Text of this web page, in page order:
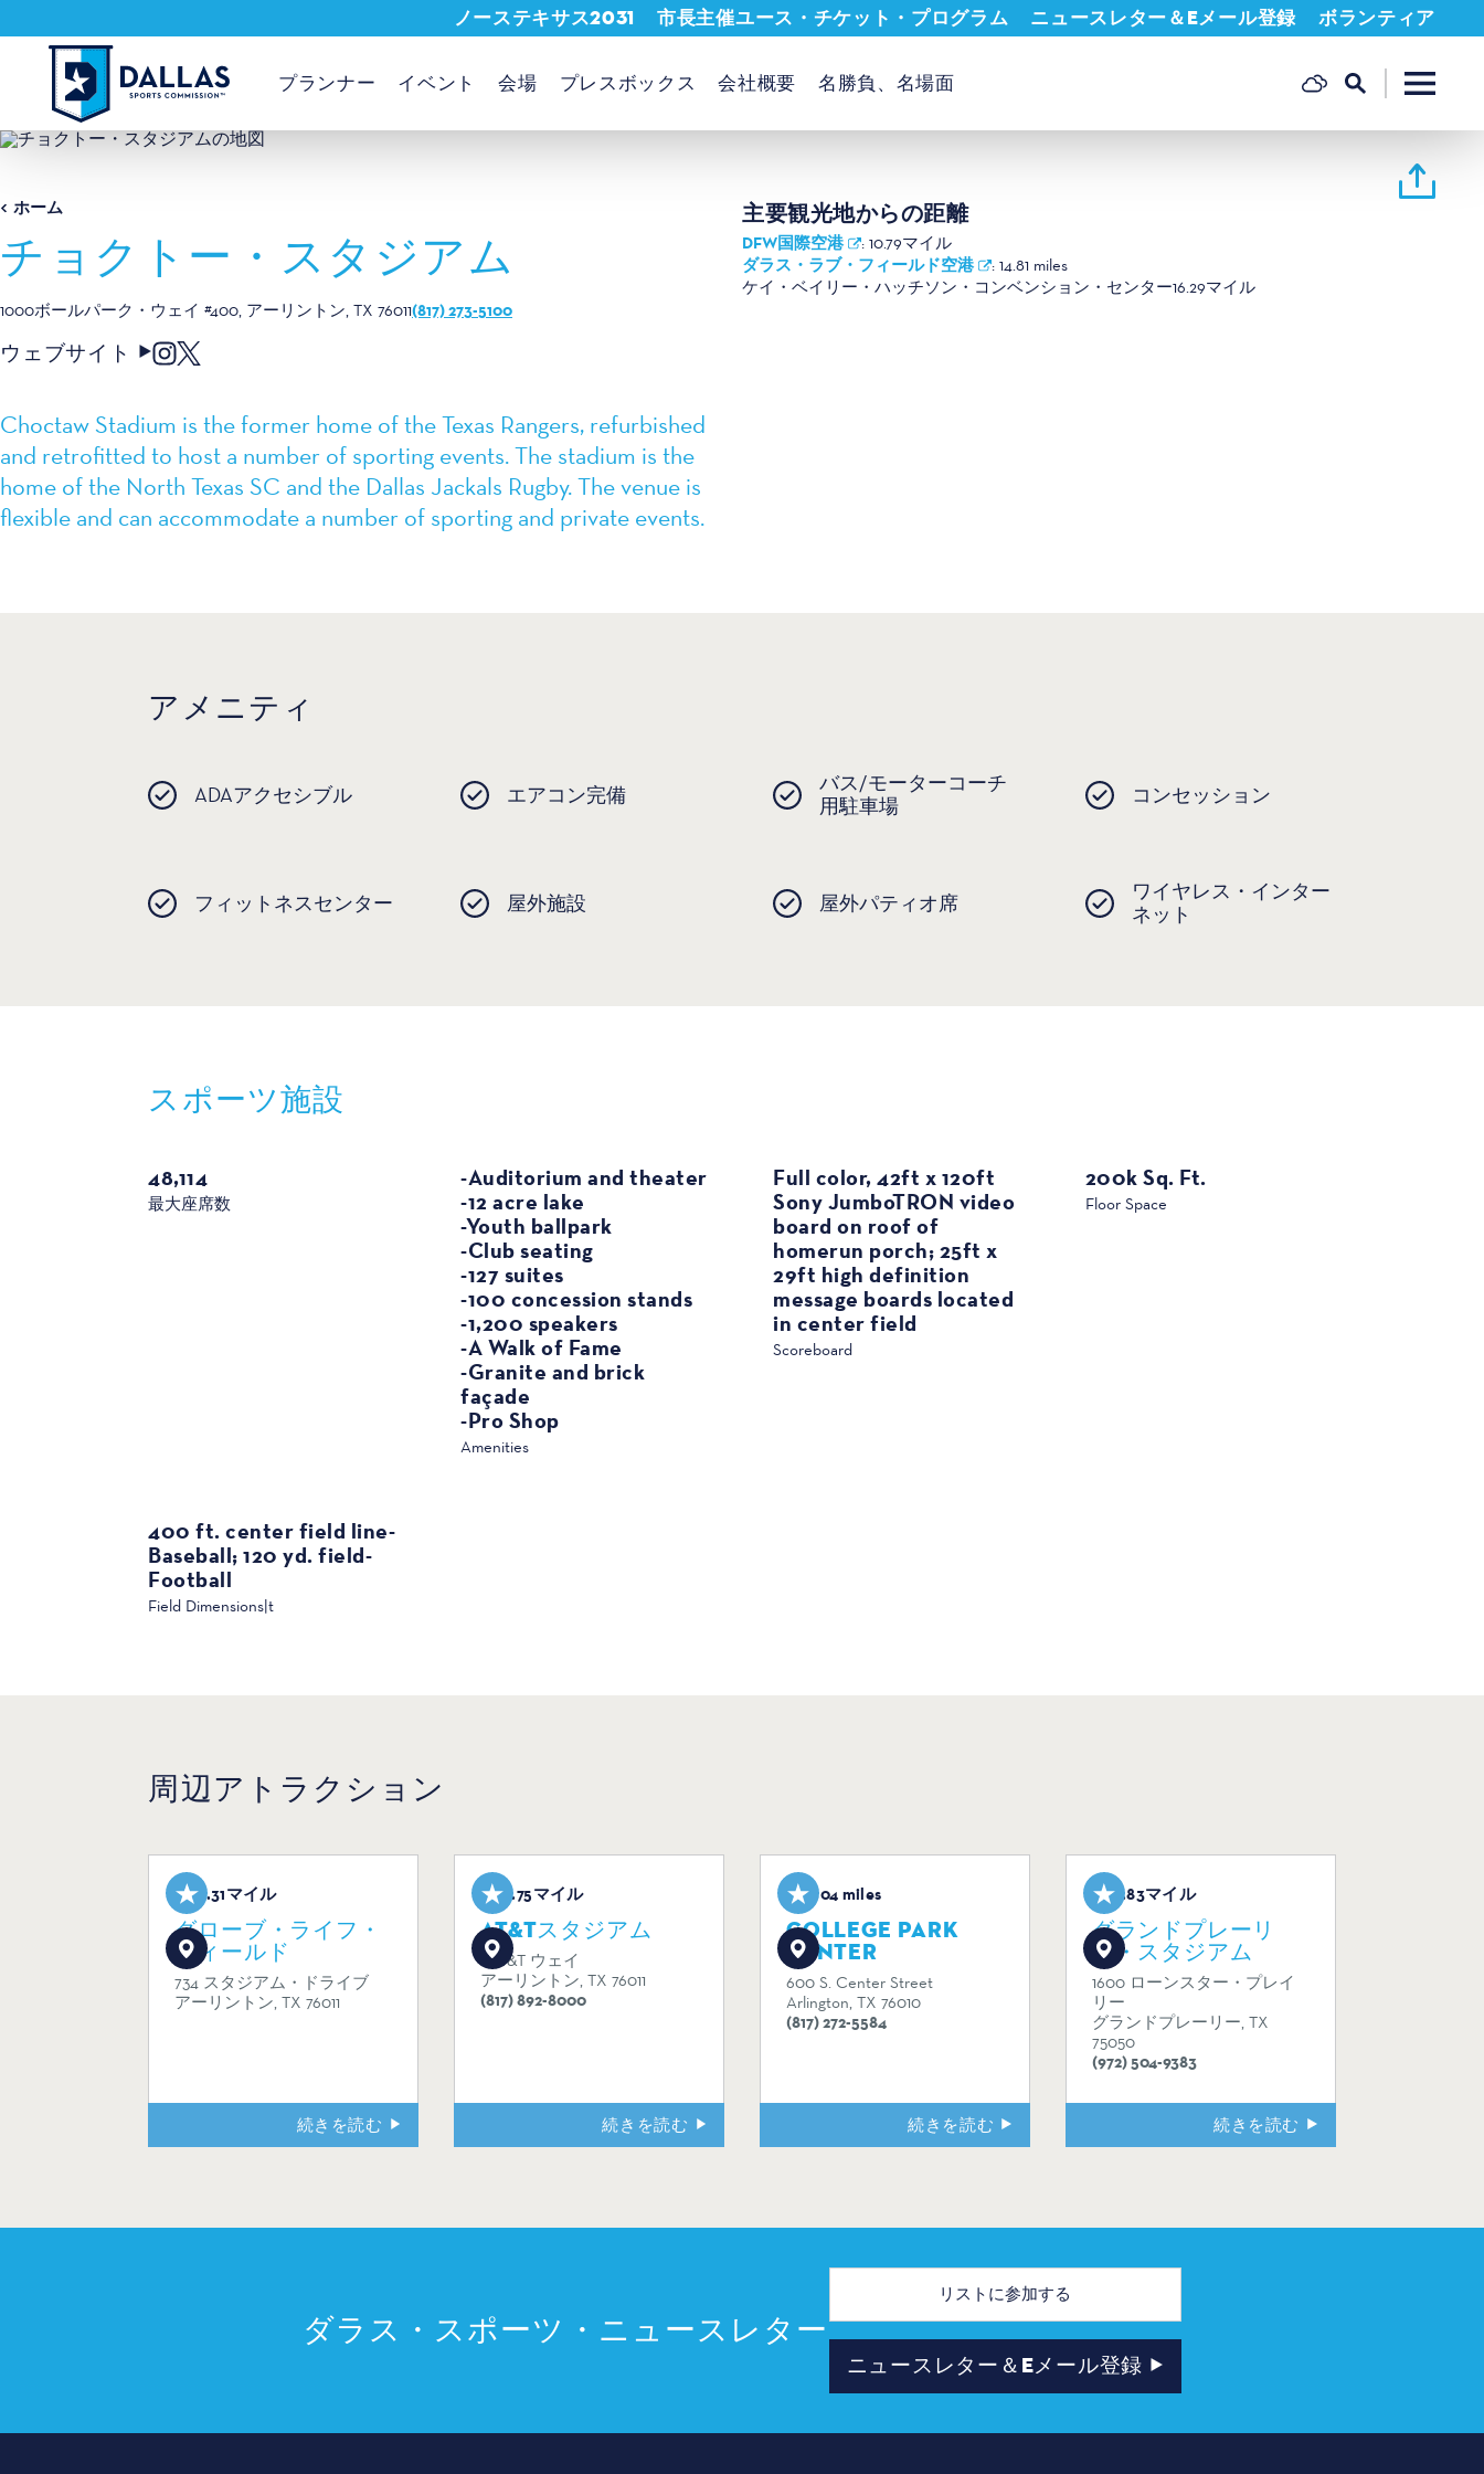
コンテンツへスキップ
プランナー イベント 会場 プレスボックス 会社概要 名勝負、名場面
ノーステキサス2031 市長主催ユース・チケット・プログラム ニュースレター＆Eメール登録 ボランティア
ホーム
チョクトー・スタジアム
1000ボールパーク・ウェイ #400 アーリントン, TX 76011(817) 273-5100
ウェブサイト
Choctaw Stadium is the former home of the Texas Rangers, refurbished
and retrofitted to host a number of sporting events. The stadium is the
home of the North Texas SC and the Dallas Jackals Rugby. The venue is
flexible and can accommodate a number of sporting and private events.
主要観光地からの距離
DFW国際空港 : 10.79マイル
ダラス・ラブ・フィールド空港 : 14.81 miles
ケイ・ベイリー・ハッチソン・コンベンション・センター16.29マイル
アメニティ
ADAアクセシブル エアコン完備
バス/モーターコーチ
用駐車場
コンセッション
フィットネスセンター 屋外施設 屋外パティオ席
ワイヤレス・インター
ネット
スポーツ施設
スポーツ
最大座席数
48,114
Amenities
-Auditorium and theater
-12 acre lake
-Youth ballpark
-Club seating
-127 suites
-100 concession stands
-1,200 speakers
-A Walk of Fame
-Granite and brick
façade
-Pro Shop
Scoreboard
Full color, 42ft x 120ft
Sony JumboTRON video
board on roof of
homerun porch; 25ft x
29ft high definition
message boards located
in center field
Floor Space
200k Sq. Ft.
Field Dimensions|t
400 ft. center field line-
Baseball; 120 yd. field-
Football
周辺アトラクション
0.31マイル
グローブ・ライフ・
フィールド
734 スタジアム・ドライブ
アーリントン, TX 76011
続きを読む
0.75マイル
AT&Tスタジアム
1 AT&T ウェイ
アーリントン, TX 76011
(817) 892-8000
続きを読む
2.04 miles
COLLEGE PARK
CENTER
600 S. Center Street
Arlington, TX 76010
(817) 272-5584
続きを読む
5.83マイル
グランドプレーリ
ー・スタジアム
1600 ローンスター・プレイ
リー
グランドプレーリー, TX
75050
(972) 504-9383
続きを読む
ダラス・スポーツ・ニュースレター
メ
ア
ド
ニュースレター＆Eメール登録